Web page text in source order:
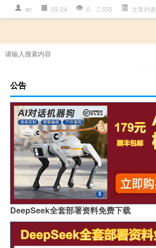
wr 03-24 0 555 文章列表
公告
DeepSeek全套部署资料免费下载